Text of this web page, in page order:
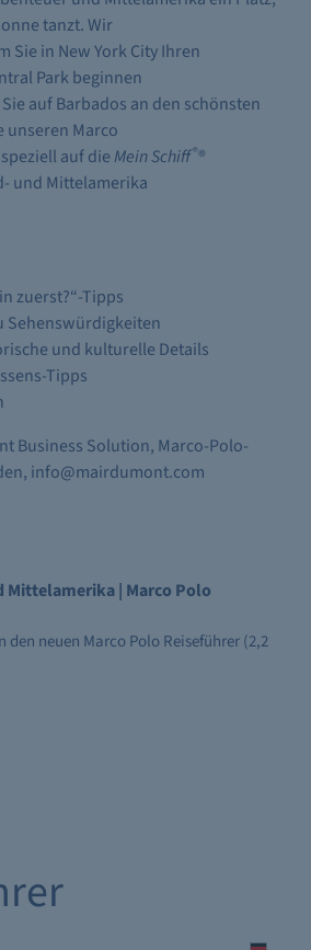
tanzt. Wir
Sie in New York City Ihren
Park beginnen
auf Barbados an den schönsten
unseren Marco
auf die Mein Schiff®®
und Mittelamerika
zuerst?“-Tipps
Sehenswürdigkeiten
und kulturelle Details
Tipps
Business Solution, Marco-Polo-
info@mairdumont.com
Mittelamerika | Marco Polo
den neuen Marco Polo Reiseführer (2,2